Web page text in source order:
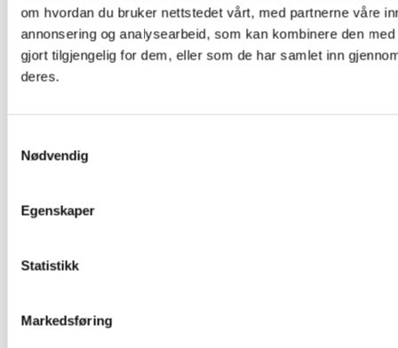
om hvordan du bruker nettstedet vårt, med partnerne våre
annonsering og analysearbeid, som kan kombinere den
gjort tilgjengelig for dem, eller som de har samlet inn
deres.
Nødvendig
Egenskaper
Statistikk
Markedsføring
for Hordfast variererfra dokument til
dokument.
Hordfast får enbompengeandel på 47%,
langt over Regjeringens krav til maks 30%.
høyde for teknologisk innovasjonspotensiale
mellom Stavanger og Bergen, og
karbonlagrende økosystemer som kystmyr
Byvekstavtalene får ingen klar støtte i